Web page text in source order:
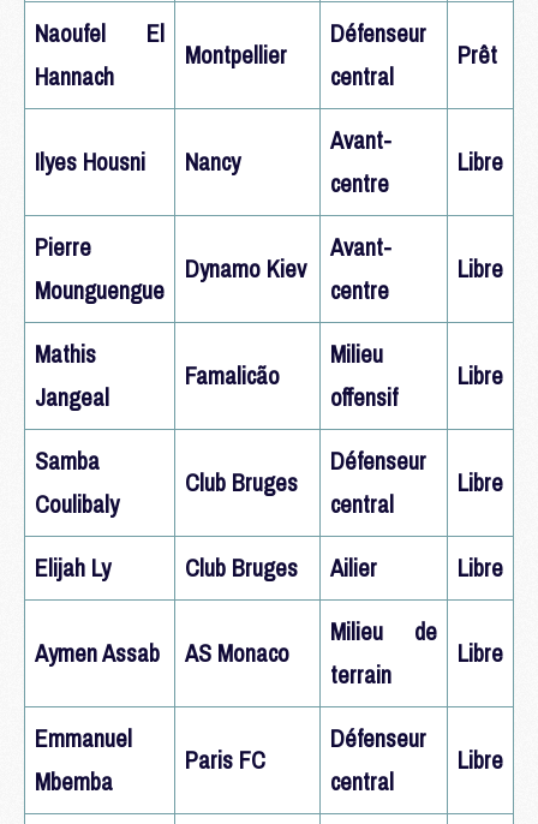
Naoufel El
Hannach
Montpellier
Défenseur
central
Prêt
Ilyes Housni Nancy
Avant-
centre
Libre
Pierre
Mounguengue
Dynamo Kiev
Avant-
centre
Libre
Mathis
Jangeal
Famalicão
Milieu
offensif
Libre
Samba
Coulibaly
Club Bruges
Défenseur
central
Libre
Elijah Ly Club Bruges Ailier Libre
Aymen Assab AS Monaco
Milieu de
terrain
Libre
Emmanuel
Mbemba
Paris FC
Défenseur
central
Libre